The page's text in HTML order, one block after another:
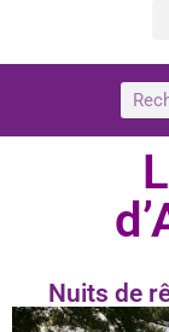
Nuits de